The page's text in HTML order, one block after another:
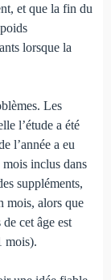
et que la fin du
lorsque la
Les
l’étude a été
l’année a eu
inclus dans
suppléments,
mois, alors que
cet âge est
mois).